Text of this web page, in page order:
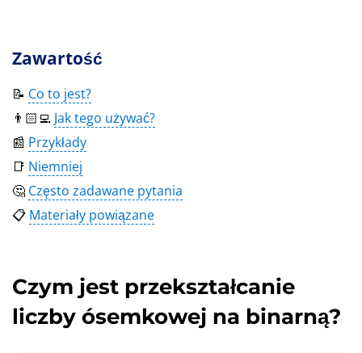
Zawartość
📝 Co to jest?
👨🏻‍💻 Jak tego używać?
📰 Przykłady
📑 Niemniej
🤔 Często zadawane pytania
📋 Materiały powiązane
Czym jest przekształcanie
liczby ósemkowej na binarną?